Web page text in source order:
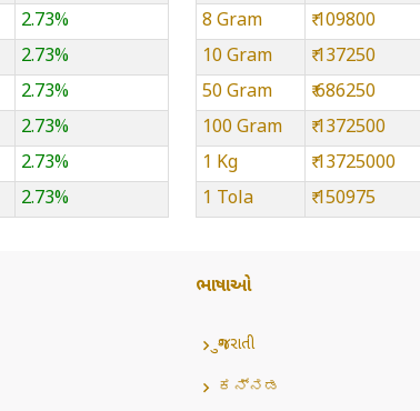
2.73%
2.73%
2.73%
2.73%
2.73%
2.73%
8 Gram
₹ 109800
10 Gram
₹ 137250
50 Gram
₹ 686250
100 Gram
₹ 1372500
1 Kg
₹ 13725000
1 Tola
₹ 150975
ભાષાઓ
ગુજરાતી
ಕನ್ನಡ